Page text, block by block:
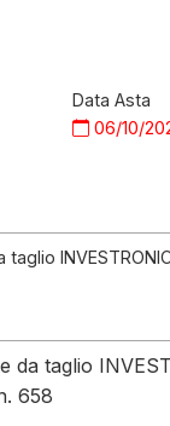
Data Asta
06/10/
da taglio
658